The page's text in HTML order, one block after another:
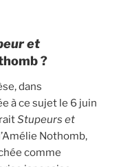
et
?
dans
à ce sujet le 6 juin
Stupeurs et
Nothomb,
comme